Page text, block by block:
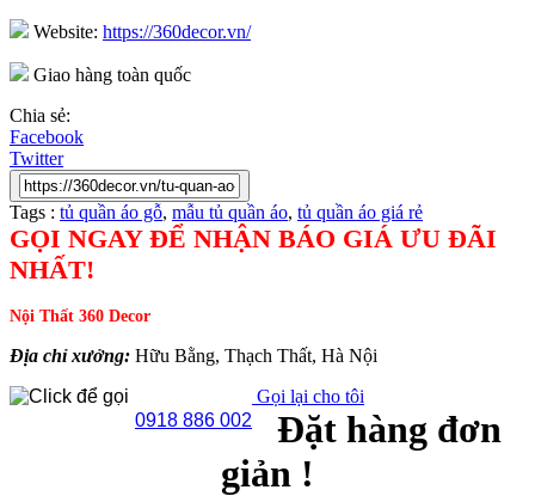
Website: https://360decor.vn/
Giao hàng toàn quốc
Chia sẻ:
Facebook
Twitter
Tags : tủ quần áo gỗ, mẫu tủ quần áo, tủ quần áo giá rẻ
GỌI NGAY ĐỂ NHẬN BÁO GIÁ ƯU ĐÃI
NHẤT!
Nội Thất 360 Decor
Địa chỉ xưởng: Hữu Bằng, Thạch Thất, Hà Nội
0918 886 002
Gọi lại cho tôi
Đặt hàng đơn
giản !